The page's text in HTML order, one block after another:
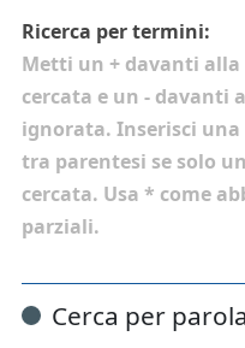
Ricerca per termini:
Metti un + davanti alla
cercata e un - davanti
ignorata. Inserisci
tra parentesi se solo
cercata. Usa * come
parziali.
Cerca per